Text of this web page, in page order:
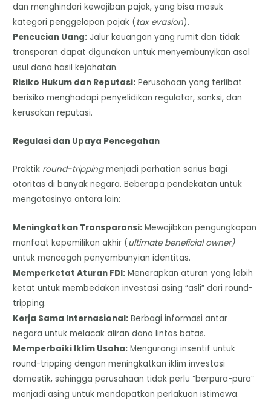
dan menghindari kewajiban pajak, yang bisa masuk
kategori penggelapan pajak (tax evasion).
Pencucian Uang: Jalur keuangan yang rumit dan tidak
transparan dapat digunakan untuk menyembunyikan asal
usul dana hasil kejahatan.
Risiko Hukum dan Reputasi: Perusahaan yang terlibat
berisiko menghadapi penyelidikan regulator, sanksi, dan
kerusakan reputasi.
Regulasi dan Upaya Pencegahan
Praktik round-trippingmenjadi perhatian serius bagi
otoritas di banyak negara. Beberapa pendekatan untuk
mengatasinya antara lain:
Meningkatkan Transparansi: Mewajibkan pengungkapan
manfaat kepemilikan akhir (ultimate beneficial owner)
untuk mencegah penyembunyian identitas.
Memperketat Aturan FDI: Menerapkan aturan yang lebih
ketat untuk membedakan investasi asing “asli” dari round-
tripping.
Kerja Sama Internasional: Berbagi informasi antar
negara untuk melacak aliran dana lintas batas.
Memperbaiki Iklim Usaha: Mengurangi insentif untuk
round-tripping dengan meningkatkan iklim investasi
domestik, sehingga perusahaan tidak perlu “berpura-pura”
menjadi asing untuk mendapatkan perlakuan istimewa.